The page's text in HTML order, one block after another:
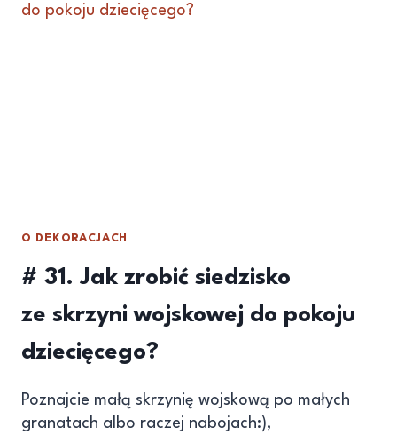
O DEKORACJACH
# 31. Jak zrobić siedzisko
ze skrzyni wojskowej do pokoju
dziecięcego?
Poznajcie małą skrzynię wojskową po małych
granatach albo raczej nabojach:),